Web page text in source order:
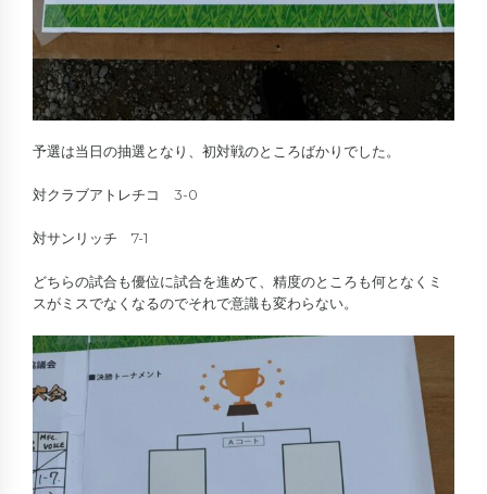
予選は当日の抽選となり、初対戦のところばかりでした。
対クラブアトレチコ 3-0
対サンリッチ 7-1
どちらの試合も優位に試合を進めて、精度のところも何となくミ
スがミスでなくなるのでそれで意識も変わらない。